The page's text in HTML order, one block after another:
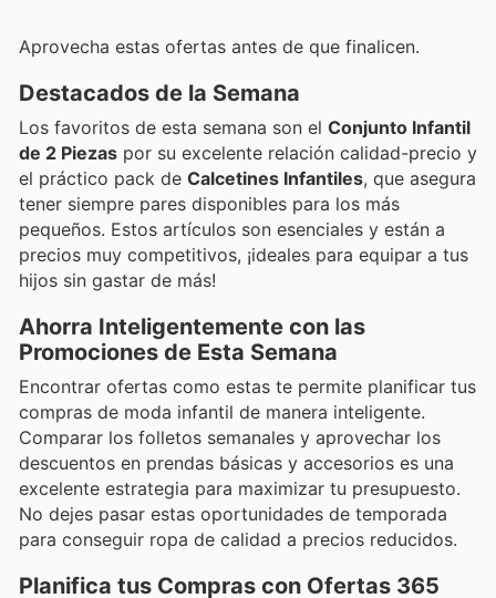
Aprovecha estas ofertas antes de que finalicen.
Destacados de la Semana
Los favoritos de esta semana son el Conjunto Infantil
de 2 Piezas por su excelente relación calidad-precio y
el práctico pack de Calcetines Infantiles, que asegura
tener siempre pares disponibles para los más
pequeños. Estos artículos son esenciales y están a
precios muy competitivos, ¡ideales para equipar a tus
hijos sin gastar de más!
Ahorra Inteligentemente con las
Promociones de Esta Semana
Encontrar ofertas como estas te permite planificar tus
compras de moda infantil de manera inteligente.
Comparar los folletos semanales y aprovechar los
descuentos en prendas básicas y accesorios es una
excelente estrategia para maximizar tu presupuesto.
No dejes pasar estas oportunidades de temporada
para conseguir ropa de calidad a precios reducidos.
Planifica tus Compras con Ofertas 365